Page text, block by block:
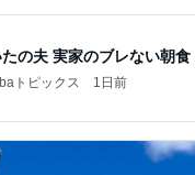
の夫 実家のブレない朝食
トピックス 1日前